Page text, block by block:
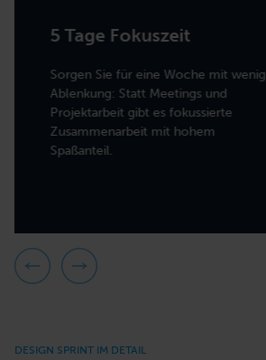
5 Tage Fokuszeit
Sorgen Sie für eine Woche mit wenig
Ablenkung: Statt Meetings und
Projektarbeit gibt es fokussierte
Zusammenarbeit mit hohem
Spaßanteil.
DESIGN SPRINT IM DETAIL